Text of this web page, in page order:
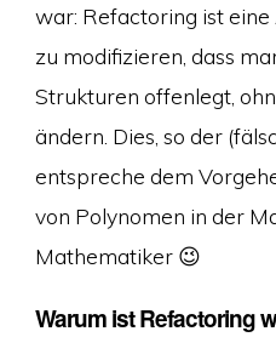
war: Refactoring ist
zu modifizieren, dass
Strukturen offenlegt,
ändern. Dies, so der
entspreche dem
von Polynomen in der
Mathematiker 😉
Warum ist Refactoring